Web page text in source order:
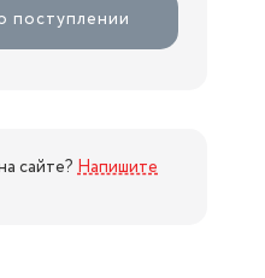
поступлении
сайте? Напишите